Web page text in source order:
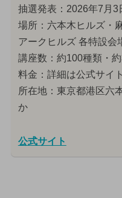
抽選発表：2026年7月3
場所：六本木ヒルズ・
アークヒルズ 各特設会
講座数：約100種類・
料金：詳細は公式サイ
所在地：東京都港区六
か
公式サイト